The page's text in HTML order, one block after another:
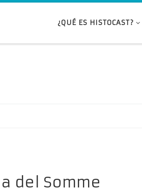
¿QUÉ ES HISTOCAST?
del Somme